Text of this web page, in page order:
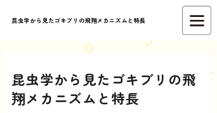
昆虫学から見たゴキブリの飛翔メカニズムと特長
昆虫学から見たゴキブリの飛
翔メカニズムと特長